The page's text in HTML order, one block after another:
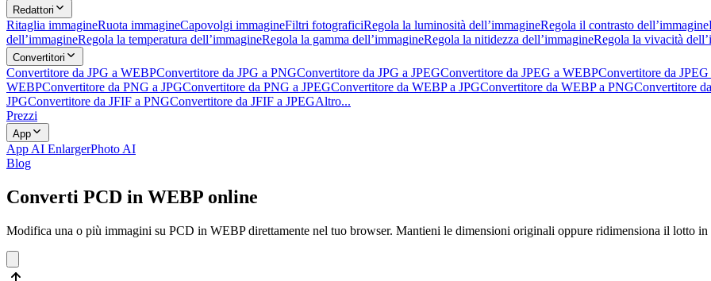
Redattori
Ritaglia immagineRuota immagineCapovolgi immagineFiltri fotograficiRegola la luminosità dell’immagineRegola il contrasto dell’immagine
dell’immagineRegola la temperatura dell’immagineRegola la gamma dell’immagineRegola la nitidezza dell’immagineRegola la vivacità
Convertitori
Convertitore da JPG a WEBPConvertitore da JPG a PNGConvertitore da JPG a JPEGConvertitore da JPEG a WEBPConvertitore da JPEG
WEBPConvertitore da PNG a JPGConvertitore da PNG a JPEGConvertitore da WEBP a JPGConvertitore da WEBP a PNGConvertitore
JPGConvertitore da JFIF a PNGConvertitore da JFIF a JPEGAltro...
Prezzi
App
App AI EnlargerPhoto AI
Blog
Converti PCD in WEBP online
Modifica una o più immagini su PCD in WEBP direttamente nel tuo browser. Mantieni le dimensioni originali oppure ridimensiona il lotto